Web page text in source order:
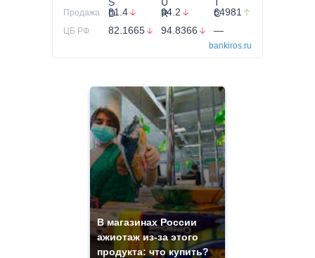
Продажа 81.4 94.2 64981
ЦБ РФ 82.1665 94.8366 —
bankiros.ru
В магазинах России
ажиотаж из-за этого
продукта: что купить?